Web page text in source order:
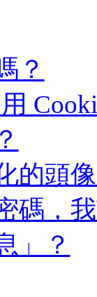
？
的頭
碼，
」？